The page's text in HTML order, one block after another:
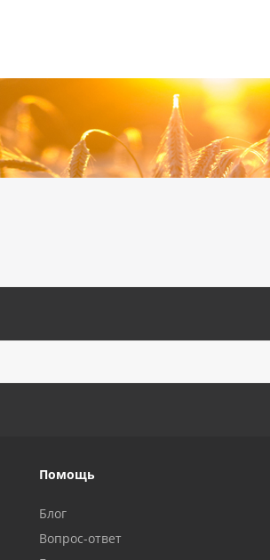
Помощь
Блог
Вопрос-ответ